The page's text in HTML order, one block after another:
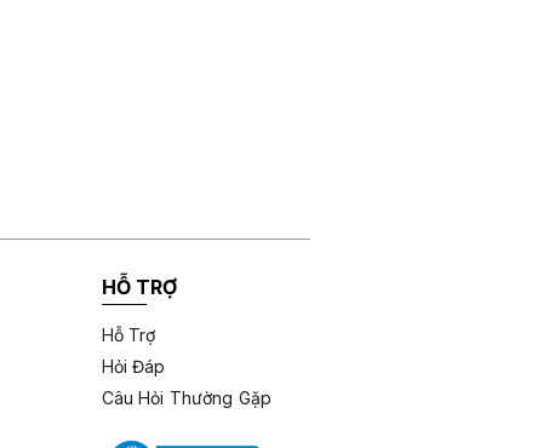
HỖ TRỢ
Hỗ Trợ
Hỏi Đáp
Câu Hỏi Thường Gặp